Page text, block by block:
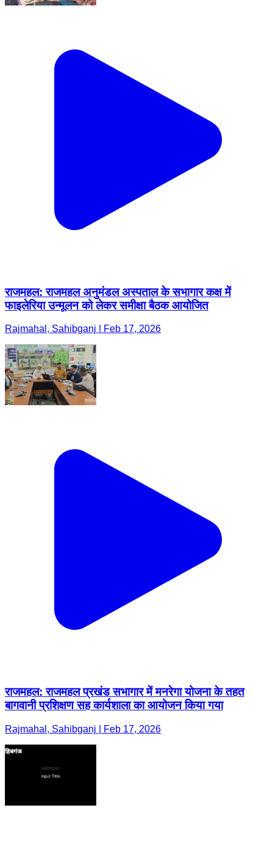
राजमहल: राजमहल अनुमंडल अस्पताल के सभागार कक्ष में
फाइलेरिया उन्मूलन को लेकर समीक्षा बैठक आयोजित
Rajmahal, Sahibganj | Feb 17, 2026
राजमहल: राजमहल प्रखंड सभागार में मनरेगा योजना के तहत
बागवानी प्रशिक्षण सह कार्यशाला का आयोजन किया गया
Rajmahal, Sahibganj | Feb 17, 2026